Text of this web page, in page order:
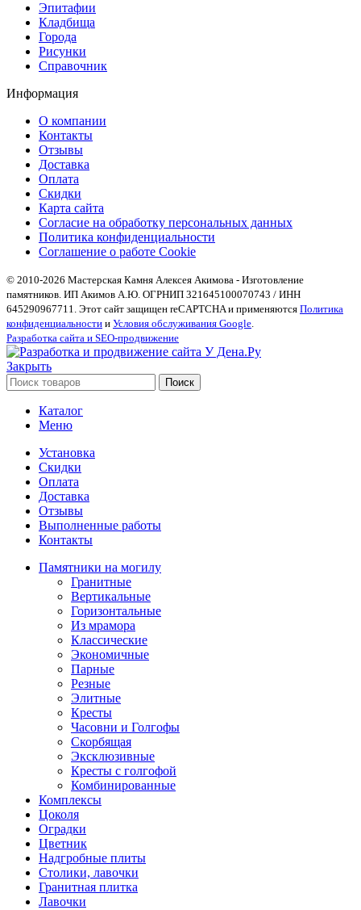
Эпитафии
Кладбища
Города
Рисунки
Справочник
Информация
О компании
Контакты
Отзывы
Доставка
Оплата
Скидки
Карта сайта
Согласие на обработку персональных данных
Политика конфиденциальности
Соглашение о работе Cookie
© 2010-2026 Мастерская Камня Алексея Акимова - Изготовление
памятников. ИП Акимов А.Ю. ОГРНИП 321645100070743 / ИНН
645290967711. Этот сайт защищен reCAPTCHA и применяются Политика
конфиденциальности и Условия обслуживания Google.
Разработка сайта и SEO-продвижение
Закрыть
Поиск
Каталог
Меню
Установка
Скидки
Оплата
Доставка
Отзывы
Выполненные работы
Контакты
Памятники на могилу
Гранитные
Вертикальные
Горизонтальные
Из мрамора
Классические
Экономичные
Парные
Резные
Элитные
Кресты
Часовни и Голгофы
Скорбящая
Эксклюзивные
Кресты с голгофой
Комбинированные
Комплексы
Цоколя
Оградки
Цветник
Надгробные плиты
Столики, лавочки
Гранитная плитка
Лавочки